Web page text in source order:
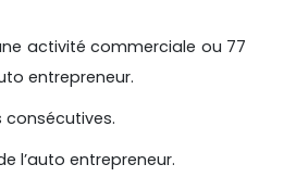
activité commerciale ou 77
entrepreneur.
consécutives.
l’auto entrepreneur.